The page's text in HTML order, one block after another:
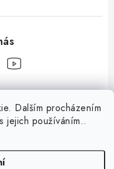
Dalším procházením
jejich používáním..